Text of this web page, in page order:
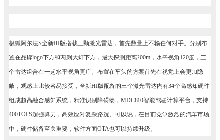
极狐阿尔法S全新HI版搭载三颗激光雷达，首先数量上不输任何对手。分别布
置在品牌logo下方和两则大灯下方，最大探测距离200m，水平视角120度，三
个雷达组合在一起水平视角更广。布置在车头的方案首先在视觉上会更加隐
蔽，观感上比较容易接受，全新HI版配备的三个激光雷达内有34个高感知硬件
组成超高融合感知系统，精准识别障碍物，MDC810智能驾驶计算平台，支持
400TOPS超强算力，高效应对复杂路况。可以说，在目前竞争激烈的汽车市场
中，硬件储备至关重要，软件方面OTA也可以持续升级。